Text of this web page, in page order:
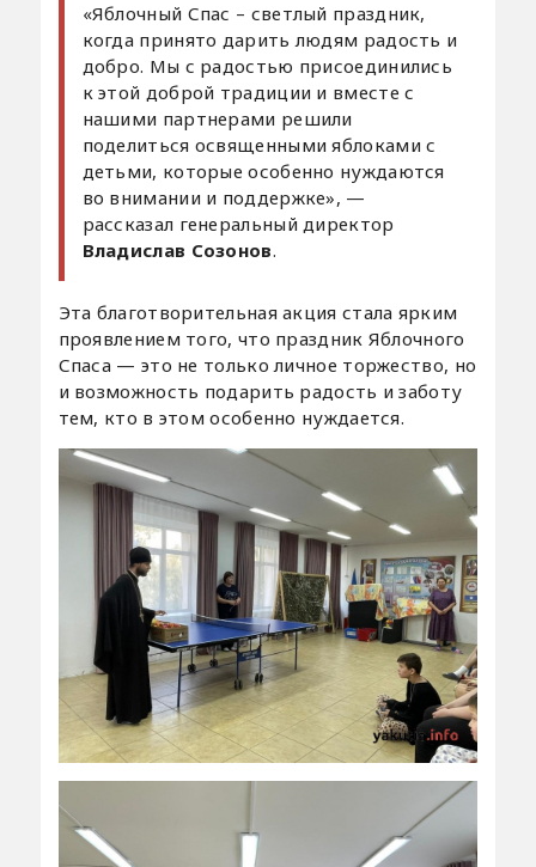
«Яблочный Спас – светлый праздник,
когда принято дарить людям радость и
добро. Мы с радостью присоединились
к этой доброй традиции и вместе с
нашими партнерами решили
поделиться освященными яблоками с
детьми, которые особенно нуждаются
во внимании и поддержке», —
рассказал генеральный директор
Владислав Созонов.
Эта благотворительная акция стала ярким
проявлением того, что праздник Яблочного
Спаса — это не только личное торжество, но
и возможность подарить радость и заботу
тем, кто в этом особенно нуждается.